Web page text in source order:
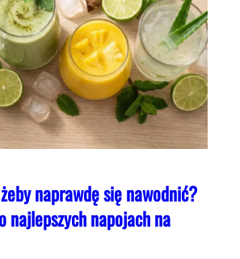
naprawdę się nawodnić?
najlepszych napojach na